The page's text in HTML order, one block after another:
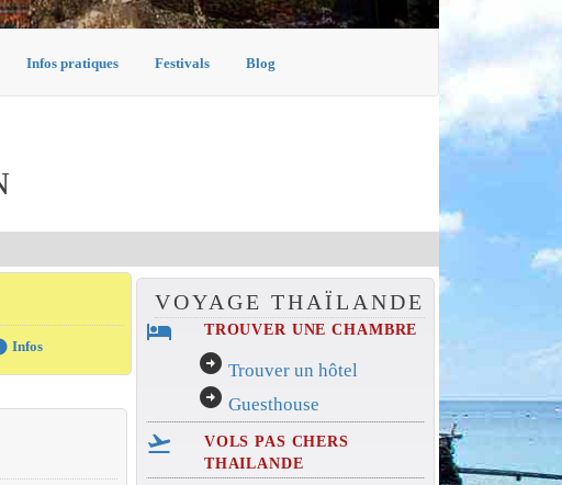
Infos pratiques Festivals Blog
Infos
VOYAGE THAÏLANDE
hotel TROUVER UNE CHAMBRE
arrow_circle_right Trouver un hôtel
arrow_circle_right Guesthouse
flight_takeoff
VOLS PAS CHERS
THAILANDE